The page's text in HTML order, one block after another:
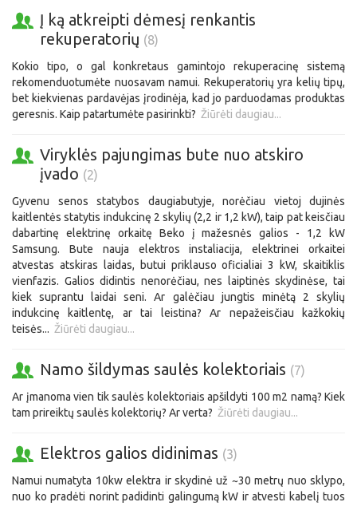
Į ką atkreipti dėmesį renkantis
rekuperatorių (8)
Kokio tipo, o gal konkretaus gamintojo rekuperacinę sistemą
rekomenduotumėte nuosavam namui. Rekuperatorių yra kelių tipų,
bet kiekvienas pardavėjas įrodinėja, kad jo parduodamas produktas
geresnis. Kaip patartumėte pasirinkti? Žiūrėti daugiau...
Viryklės pajungimas bute nuo atskiro
įvado (2)
Gyvenu senos statybos daugiabutyje, norėčiau vietoj dujinės
kaitlentės statytis indukcinę 2 skylių (2,2 ir 1,2 kW), taip pat keisčiau
dabartinę elektrinę orkaitę Beko į mažesnės galios - 1,2 kW
Samsung. Bute nauja elektros instaliacija, elektrinei orkaitei
atvestas atskiras laidas, butui priklauso oficialiai 3 kW, skaitiklis
vienfazis. Galios didintis nenorėčiau, nes laiptinės skydinėse, tai
kiek suprantu laidai seni. Ar galėčiau jungtis minėtą 2 skylių
indukcinę kaitlentę, ar tai leistina? Ar nepažeisčiau kažkokių
teisės... Žiūrėti daugiau...
Namo šildymas saulės kolektoriais (7)
Ar įmanoma vien tik saulės kolektoriais apšildyti 100 m2 namą? Kiek
tam prireiktų saulės kolektorių? Ar verta? Žiūrėti daugiau...
Elektros galios didinimas (3)
Namui numatyta 10kw elektra ir skydinė už ~30 metrų nuo sklypo,
nuo ko pradėti norint padidinti galingumą kW ir atvesti kabelį tuos